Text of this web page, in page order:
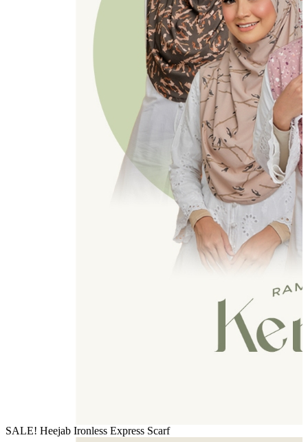
SALE! Heejab Ironless Express Scarf